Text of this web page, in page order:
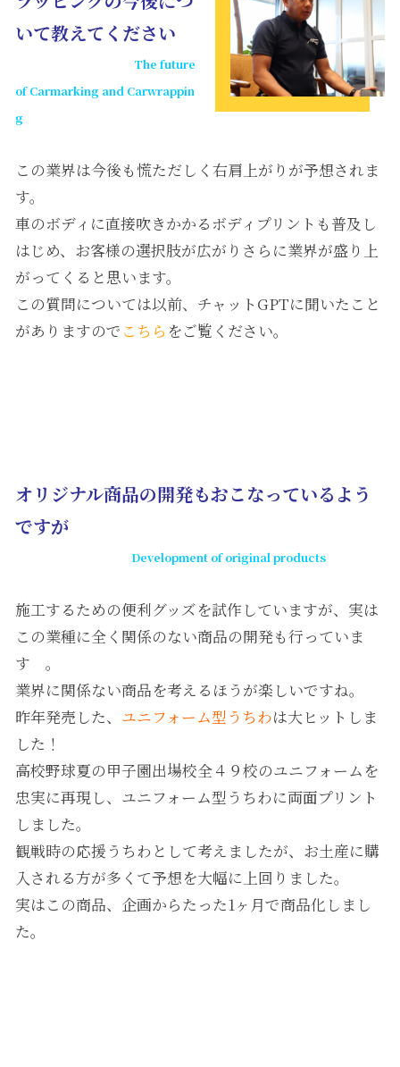
いて教えてください
The future
of Carmarking and Carwrappin
g
この業界は今後も慌ただしく右肩上がりが予想されま
す。
車のボディに直接吹きかかるボディプリントも普及し
はじめ、お客様の選択肢が広がりさらに業界が盛り上
がってくると思います。
この質問については以前、チャットGPTに聞いたこと
がありますので こちら をご覧ください。
オリジナル商品の開発もおこなっているよう
ですが
Development of original products
施工するための便利グッズを試作していますが、実は
この業種に全く関係のない商品の開発も行っていま
す 。
業界に関係ない商品を考えるほうが楽しいですね。
昨年発売した、 ユニフォーム型うちわは大ヒットしま
した！
高校野球夏の甲子園出場校全４９校のユニフォームを
忠実に再現し、ユニフォーム型うちわに両面プリント
しました。
観戦時の応援うちわとして考えましたが、お土産に購
入される方が多くて予想を大幅に上回りました。
実はこの商品、企画からたった1ヶ月で商品化しまし
た。